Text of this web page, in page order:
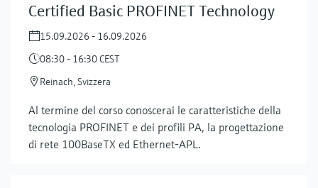
Certified Basic PROFINET Technology
15.09.2026 - 16.09.2026
08:30 - 16:30 CEST
Reinach, Svizzera
Al termine del corso conoscerai le caratteristiche della
tecnologia PROFINET e dei profili PA, la progettazione
di rete 100BaseTX ed Ethernet-APL.